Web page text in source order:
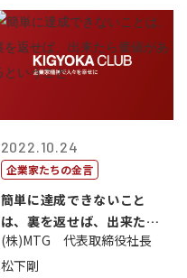
2022.10.24
企業家たちの金言
簡単に達成できないこと
は、裏を返せば、出来たら
価値があるとい...
(株)MTG 代表取締役社長
松下剛